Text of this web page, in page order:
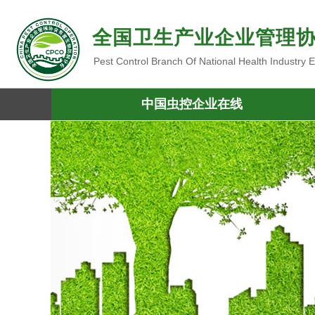
全国卫生产业企业管理
Pest Control Branch Of National Health Industry
中国虫控企业在线